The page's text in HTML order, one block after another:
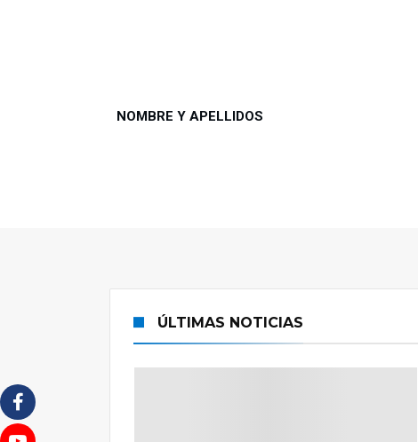
NOMBRE Y APELLIDOS
ÚLTIMAS NOTICIAS